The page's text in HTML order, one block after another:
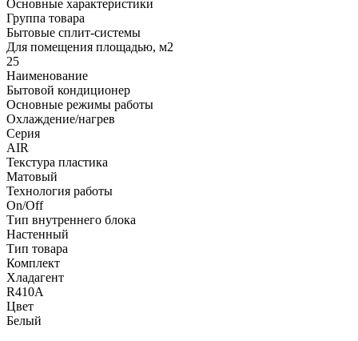
Основные характеристики
Группа товара
Бытовые сплит-системы
Для помещения площадью, м2
25
Наименование
Бытовой кондиционер
Основные режимы работы
Охлаждение/нагрев
Серия
AIR
Текстура пластика
Матовый
Технология работы
On/Off
Тип внутреннего блока
Настенный
Тип товара
Комплект
Хладагент
R410A
Цвет
Белый